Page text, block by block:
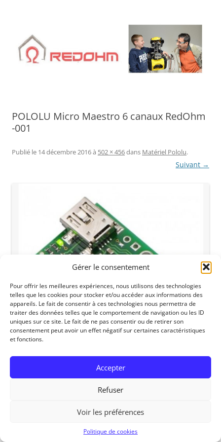
Gérer le consentement
Pour offrir les meilleures expériences, nous utilisons des technologies
telles que les cookies pour stocker et/ou accéder aux informations des
appareils. Le fait de consentir à ces technologies nous permettra de
traiter des données telles que le comportement de navigation ou les ID
uniques sur ce site. Le fait de ne pas consentir ou de retirer son
consentement peut avoir un effet négatif sur certaines caractéristiques
et fonctions.
Accepter
Refuser
Voir les préférences
Politique de cookies
POLOLU Micro Maestro 6 canaux RedOhm
-001
Publié le 14 décembre 2016à 502 × 456dans Matériel Pololu.
Suivant →
RedOhm, 2014